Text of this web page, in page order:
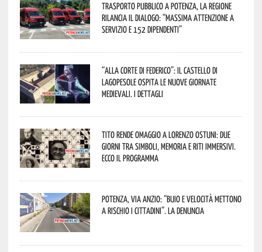
Trasporto pubblico a Potenza, la Regione
rilancia il dialogo: “Massima attenzione a
servizio e 152 dipendenti”
“Alla corte di Federico”: il Castello di
Lagopesole ospita le nuove Giornate
Medievali. I dettagli
Tito rende omaggio a Lorenzo Ostuni: due
giorni tra simboli, memoria e riti immersivi.
Ecco il programma
Potenza, Via Anzio: “Buio e velocità mettono
a rischio i cittadini”. La denuncia